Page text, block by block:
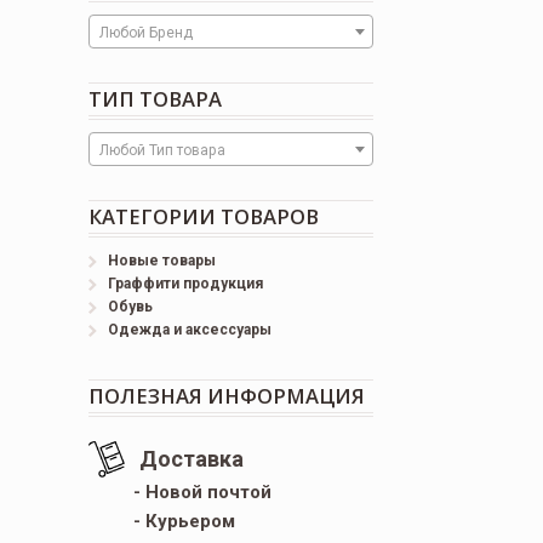
Любой Бренд
ТИП ТОВАРА
Любой Тип товара
КАТЕГОРИИ ТОВАРОВ
Новые товары
Граффити продукция
Обувь
Одежда и аксессуары
ПОЛЕЗНАЯ ИНФОРМАЦИЯ
Доставка
- Новой почтой
- Курьером